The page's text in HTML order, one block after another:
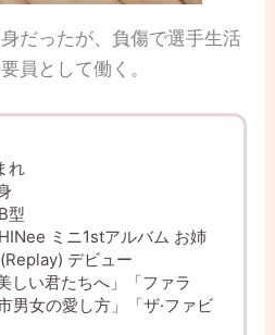
だったが、負傷で選手生活
員として働く。
れ
型
ミニ1stアルバム お姉
デビュー
しい君たちへ」「ファラ
男女の愛し方」「ザ·ファビ